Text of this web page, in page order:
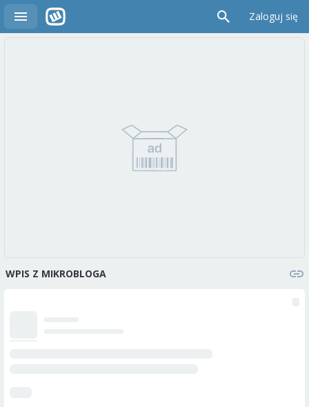
Zaloguj się
WPIS Z MIKROBLOGA